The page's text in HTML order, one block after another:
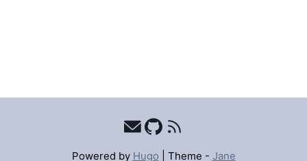
Powered by Hugo Theme - Jane